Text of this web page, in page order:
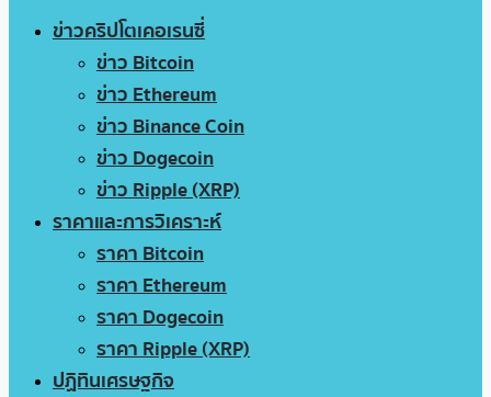
ข่าวคริปโตเคอเรนซี่
ข่าว Bitcoin
ข่าว Ethereum
ข่าว Binance Coin
ข่าว Dogecoin
ข่าว Ripple (XRP)
ราคาและการวิเคราะห์
ราคา Bitcoin
ราคา Ethereum
ราคา Dogecoin
ราคา Ripple (XRP)
ปฏิทินเศรษฐกิจ